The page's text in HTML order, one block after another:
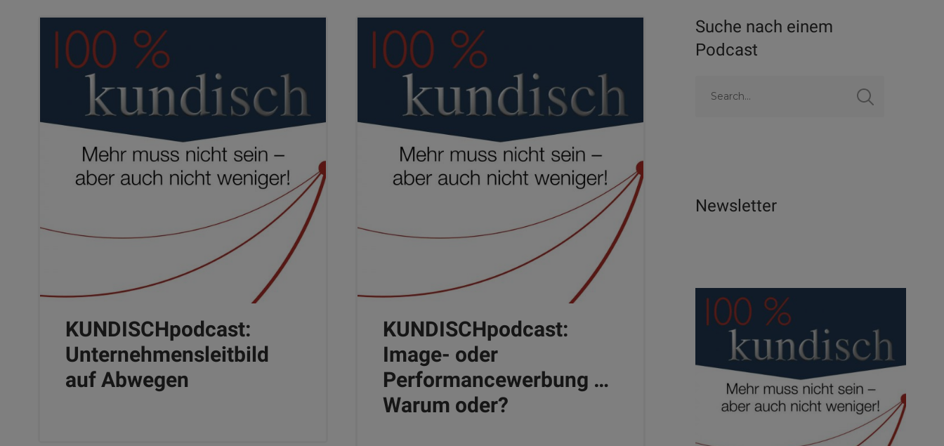
KUNDISCHpodcast:
Unternehmensleitbild
auf Abwegen
KUNDISCHpodcast:
Image- oder
Performancewerbung …
Warum oder?
Suche nach einem
Podcast
Newsletter